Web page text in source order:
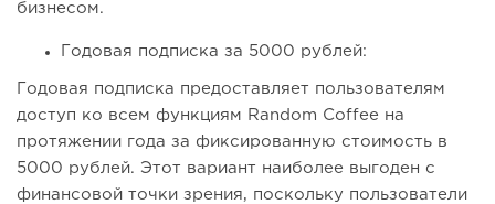
бизнесом.
Годовая подписка за 5000 рублей:
Годовая подписка предоставляет пользователям
доступ ко всем функциям Random Coffee на
протяжении года за фиксированную стоимость в
5000 рублей. Этот вариант наиболее выгоден с
финансовой точки зрения, поскольку пользователи